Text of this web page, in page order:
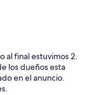
al final estuvimos 2.
los dueños esta
en el anuncio.